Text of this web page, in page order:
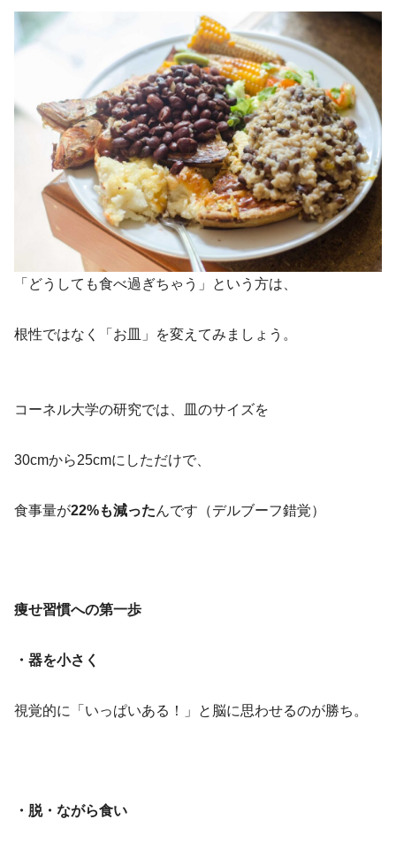
「どうしても食べ過ぎちゃう」という方は、
根性ではなく「お皿」を変えてみましょう。
コーネル大学の研究では、皿のサイズを
30cmから25cmにしただけで、
食事量が22%も減ったんです（デルブーフ錯覚）
痩せ習慣への第一歩
・器を小さく
視覚的に「いっぱいある！」と脳に思わせるのが勝ち。
・脱・ながら食い